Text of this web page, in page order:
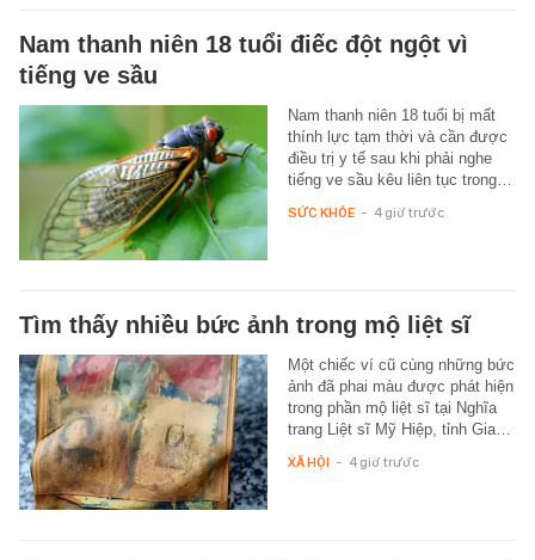
Nam thanh niên 18 tuổi điếc đột ngột vì
tiếng ve sầu
Nam thanh niên 18 tuổi bị mất
thính lực tạm thời và cần được
điều trị y tế sau khi phải nghe
tiếng ve sầu kêu liên tục trong…
SỨC KHỎE - 4 giờ trước
Tìm thấy nhiều bức ảnh trong mộ liệt sĩ
Một chiếc ví cũ cùng những bức
ảnh đã phai màu được phát hiện
trong phần mộ liệt sĩ tại Nghĩa
trang Liệt sĩ Mỹ Hiệp, tỉnh Gia…
XÃ HỘI - 4 giờ trước